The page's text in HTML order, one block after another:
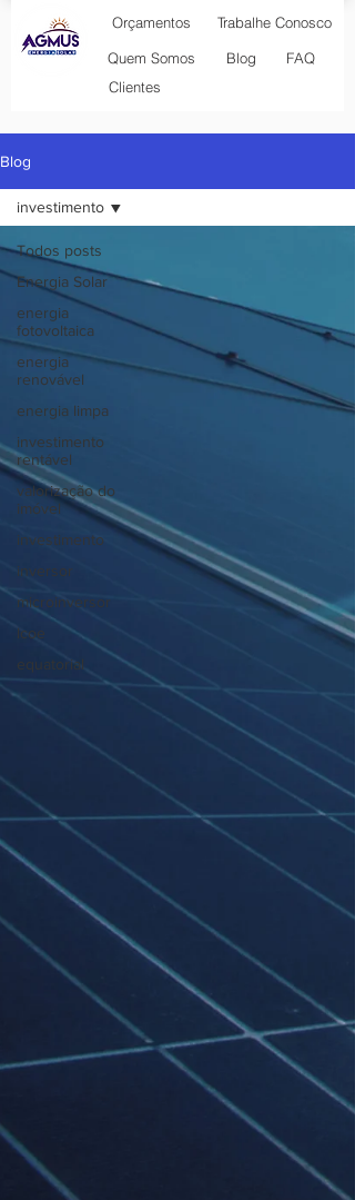
Orçamentos
Quem Somos
Blog FAQ
Trabalhe Conosco
Clientes
Blog
Todos posts
Energia Solar
energia
fotovoltaica
energia
renovável
energia limpa
investimento
rentável
valorização do
imóvel
investimento
inversor
microinversor
lcoe
equatorial
investimento